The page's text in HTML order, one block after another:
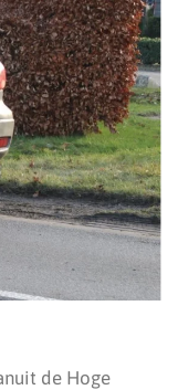
de Hoge